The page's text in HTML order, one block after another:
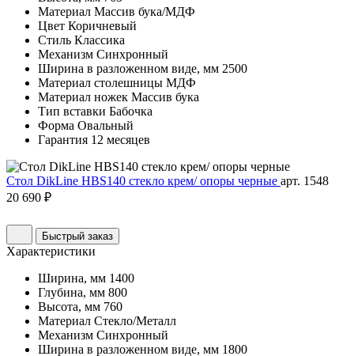
Материал Массив бука/МДФ
Цвет Коричневый
Стиль Классика
Механизм Синхронный
Ширина в разложенном виде, мм 2500
Материал столешницы МДФ
Материал ножек Массив бука
Тип вставки Бабочка
Форма Овальный
Гарантия 12 месяцев
Стол DikLine HBS140 стекло крем/ опоры черные арт. 1548
20 690 ₽
Быстрый заказ
Характеристики
Ширина, мм 1400
Глубина, мм 800
Высота, мм 760
Материал Стекло/Металл
Механизм Синхронный
Ширина в разложенном виде, мм 1800